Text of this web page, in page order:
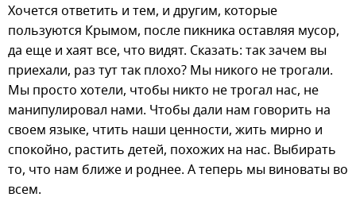
Хочется ответить и тем, и другим, которые
пользуются Крымом, после пикника оставляя мусор,
да еще и хаят все, что видят. Сказать: так зачем вы
приехали, раз тут так плохо? Мы никого не трогали.
Мы просто хотели, чтобы никто не трогал нас, не
манипулировал нами. Чтобы дали нам говорить на
своем языке, чтить наши ценности, жить мирно и
спокойно, растить детей, похожих на нас. Выбирать
то, что нам ближе и роднее. А теперь мы виноваты во
всем.